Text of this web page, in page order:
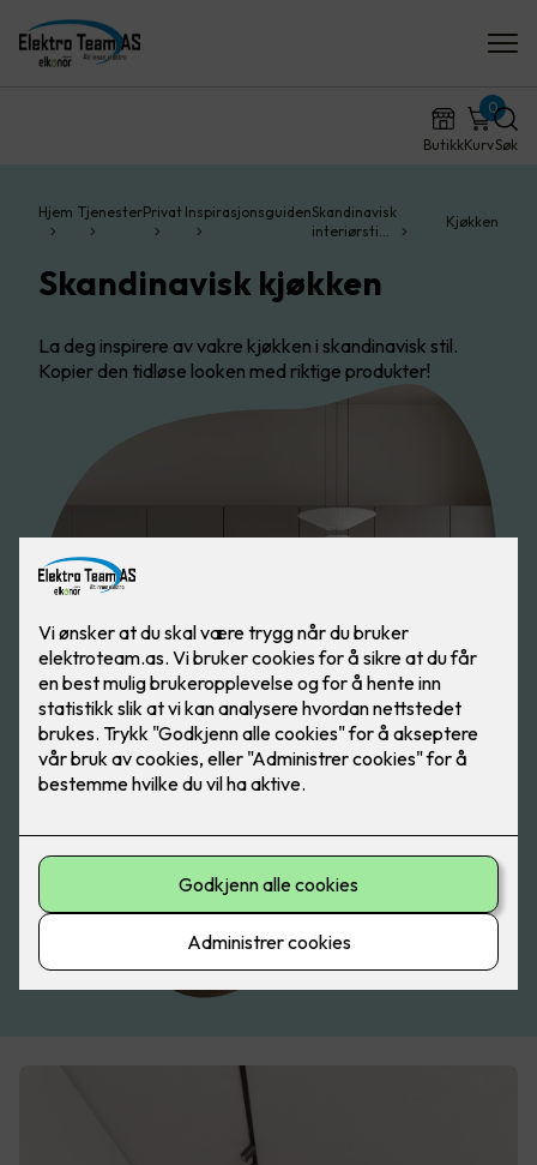
ButikkKurv
0
Søk
Hjem TjenesterPrivat InspirasjonsguidenSkandinavisk
interiørsti…
Kjøkken
Skandinavisk kjøkken
La deg inspirere av vakre kjøkken i skandinavisk stil.
Kopier den tidløse looken med riktige produkter!